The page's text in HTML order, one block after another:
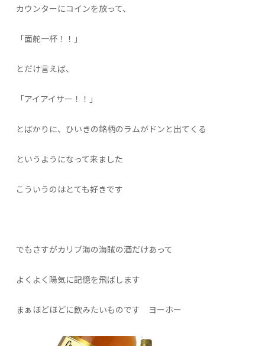
カウンターにコインを放って、
「面舵一杯！！」
とだけ言えば、
「アイアイサー！！」
とばかりに、ひいきの銘柄のラムがドンと出てくる
というようになって来ました
こういうのはとても好きです
でもさすがカリブ海の海賊の酒だけあって
よくよく陽気に記憶を飛ばします
まぁほどほどに飲みたいものです ヨーホー